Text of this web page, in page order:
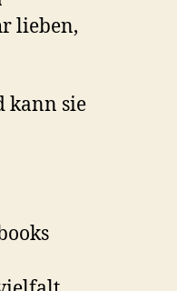
lieben,
kann sie